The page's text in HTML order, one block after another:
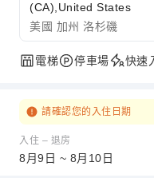
(CA),United States
美國 加州 洛杉磯
電梯 停車場 快速
請確認您的入住日期
入住 – 退房
8月9日 ~ 8月10日